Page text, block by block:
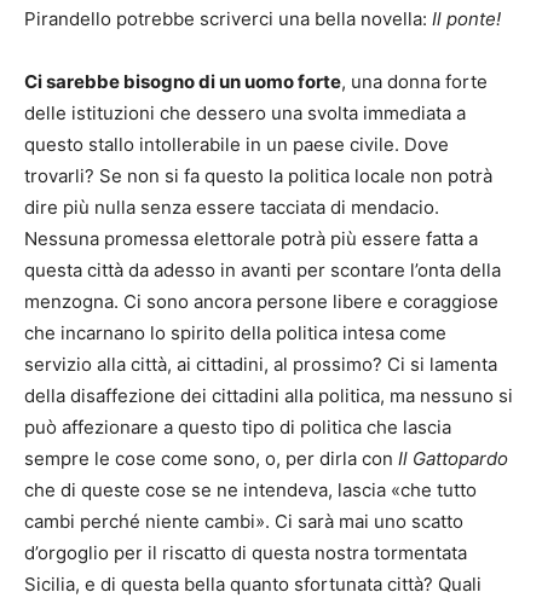
Pirandello potrebbe scriverci una bella novella: Il ponte!
Ci sarebbe bisogno di un uomo forte, una donna forte
delle istituzioni che dessero una svolta immediata a
questo stallo intollerabile in un paese civile. Dove
trovarli? Se non si fa questo la politica locale non potrà
dire più nulla senza essere tacciata di mendacio.
Nessuna promessa elettorale potrà più essere fatta a
questa città da adesso in avanti per scontare l’onta della
menzogna. Ci sono ancora persone libere e coraggiose
che incarnano lo spirito della politica intesa come
servizio alla città, ai cittadini, al prossimo? Ci si lamenta
della disaffezione dei cittadini alla politica, ma nessuno si
può affezionare a questo tipo di politica che lascia
sempre le cose come sono, o, per dirla con Il Gattopardo
che di queste cose se ne intendeva, lascia «che tutto
cambi perché niente cambi». Ci sarà mai uno scatto
d’orgoglio per il riscatto di questa nostra tormentata
Sicilia, e di questa bella quanto sfortunata città? Quali